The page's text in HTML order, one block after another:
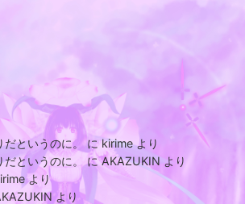
だというのに。にkirimeより
というのに。
にAKAZUKIN より
より
より